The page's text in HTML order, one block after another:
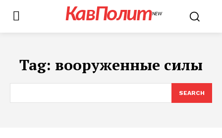
КавПолитNEW
Tag: вооруженные силы
SEARCH